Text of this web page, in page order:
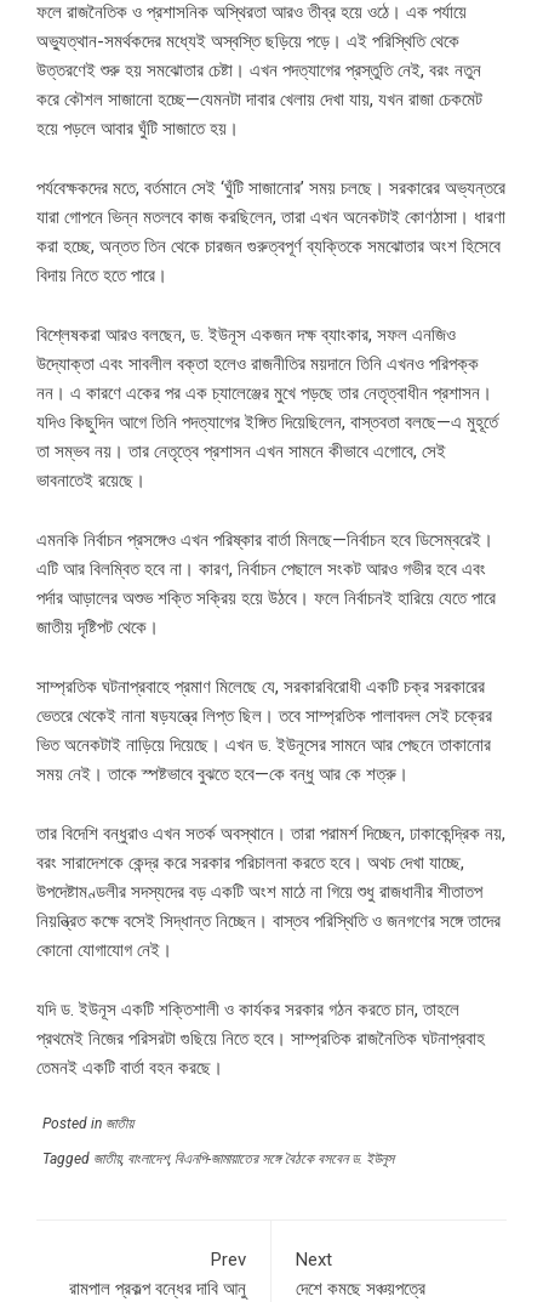
ফলে রাজনৈতিক ও প্রশাসনিক অস্থিরতা আরও তীব্র হয়ে ওঠে। এক পর্যায়ে
অভ্যুত্থান-সমর্থকদের মধ্যেই অস্বস্তি ছড়িয়ে পড়ে। এই পরিস্থিতি থেকে
উত্তরণেই শুরু হয় সমঝোতার চেষ্টা। এখন পদত্যাগের প্রস্তুতি নেই, বরং নতুন
করে কৌশল সাজানো হচ্ছে—যেমনটা দাবার খেলায় দেখা যায়, যখন রাজা চেকমেট
হয়ে পড়লে আবার ঘুঁটি সাজাতে হয়।
পর্যবেক্ষকদের মতে, বর্তমানে সেই ‘ঘুঁটি সাজানোর’ সময় চলছে। সরকারের অভ্যন্তরে
যারা গোপনে ভিন্ন মতলবে কাজ করছিলেন, তারা এখন অনেকটাই কোণঠাসা। ধারণা
করা হচ্ছে, অন্তত তিন থেকে চারজন গুরুত্বপূর্ণ ব্যক্তিকে সমঝোতার অংশ হিসেবে
বিদায় নিতে হতে পারে।
বিশ্লেষকরা আরও বলছেন, ড. ইউনূস একজন দক্ষ ব্যাংকার, সফল এনজিও
উদ্যোক্তা এবং সাবলীল বক্তা হলেও রাজনীতির ময়দানে তিনি এখনও পরিপক্ক
নন। এ কারণে একের পর এক চ্যালেঞ্জের মুখে পড়ছে তার নেতৃত্বাধীন প্রশাসন।
যদিও কিছুদিন আগে তিনি পদত্যাগের ইঙ্গিত দিয়েছিলেন, বাস্তবতা বলছে—এ মুহূর্তে
তা সম্ভব নয়। তার নেতৃত্বে প্রশাসন এখন সামনে কীভাবে এগোবে, সেই
ভাবনাতেই রয়েছে।
এমনকি নির্বাচন প্রসঙ্গেও এখন পরিষ্কার বার্তা মিলছে—নির্বাচন হবে ডিসেম্বরেই।
এটি আর বিলম্বিত হবে না। কারণ, নির্বাচন পেছালে সংকট আরও গভীর হবে এবং
পর্দার আড়ালের অশুভ শক্তি সক্রিয় হয়ে উঠবে। ফলে নির্বাচনই হারিয়ে যেতে পারে
জাতীয় দৃষ্টিপট থেকে।
সাম্প্রতিক ঘটনাপ্রবাহে প্রমাণ মিলেছে যে, সরকারবিরোধী একটি চক্র সরকারের
ভেতরে থেকেই নানা ষড়যন্ত্রে লিপ্ত ছিল। তবে সাম্প্রতিক পালাবদল সেই চক্রের
ভিত অনেকটাই নাড়িয়ে দিয়েছে। এখন ড. ইউনূসের সামনে আর পেছনে তাকানোর
সময় নেই। তাকে স্পষ্টভাবে বুঝতে হবে—কে বন্ধু আর কে শত্রু।
তার বিদেশি বন্ধুরাও এখন সতর্ক অবস্থানে। তারা পরামর্শ দিচ্ছেন, ঢাকাকেন্দ্রিক নয়,
বরং সারাদেশকে কেন্দ্র করে সরকার পরিচালনা করতে হবে। অথচ দেখা যাচ্ছে,
উপদেষ্টামণ্ডলীর সদস্যদের বড় একটি অংশ মাঠে না গিয়ে শুধু রাজধানীর শীতাতপ
নিয়ন্ত্রিত কক্ষে বসেই সিদ্ধান্ত নিচ্ছেন। বাস্তব পরিস্থিতি ও জনগণের সঙ্গে তাদের
কোনো যোগাযোগ নেই।
যদি ড. ইউনূস একটি শক্তিশালী ও কার্যকর সরকার গঠন করতে চান, তাহলে
প্রথমেই নিজের পরিসরটা গুছিয়ে নিতে হবে। সাম্প্রতিক রাজনৈতিক ঘটনাপ্রবাহ
তেমনই একটি বার্তা বহন করছে।
Posted in জাতীয়
Tagged জাতীয়, বাংলাদেশ, বিএনপি-জামায়াতের সঙ্গে বৈঠকে বসবেন ড. ইউনূস
Prev
রামপাল প্রকল্প বন্ধের দাবি আনু
Next
দেশে কমছে সঞ্চয়পত্রে